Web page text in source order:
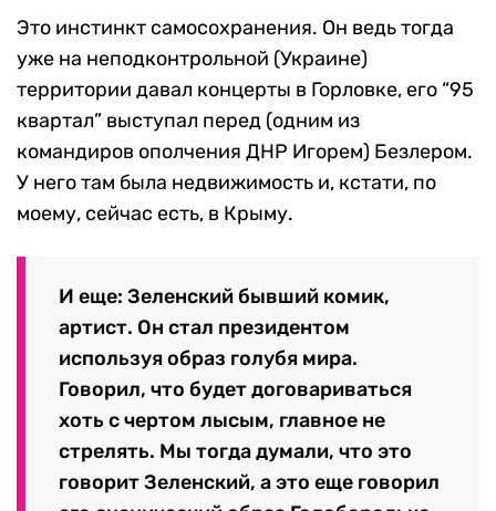
Это инстинкт самосохранения. Он ведь тогда
уже на неподконтрольной (Украине)
территории давал концерты в Горловке, его “95
квартал” выступал перед (одним из
командиров ополчения ДНР Игорем) Безлером.
У него там была недвижимость и, кстати, по
моему, сейчас есть, в Крыму.
И еще: Зеленский бывший комик,
артист. Он стал президентом
используя образ голубя мира.
Говорил, что будет договариваться
хоть с чертом лысым, главное не
стрелять. Мы тогда думали, что это
говорит Зеленский, а это еще говорил